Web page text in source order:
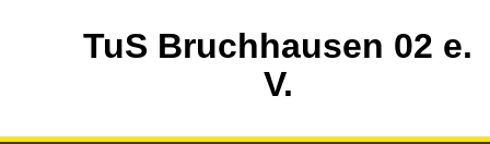
TuS Bruchhausen 02 e.
V.